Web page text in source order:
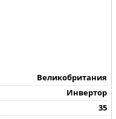
Великобритания
Инвертор
35